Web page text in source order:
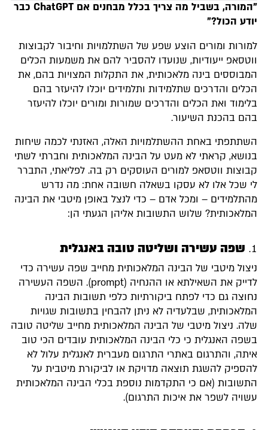
"המורה, בשביל מה צריך בכלל מבחנים אם ChatGPT כבר
יודע הכול?"
למורות ומורים הוצע שפע של השתלמויות וחיבור לקבוצות
ווטסאפ ייעודיות, שנועדו להסביר להם את משמעות הכלים
המבוססים בינה מלאכותית, את התקלות המצויות בהם, את
הכלים והדרכים שתלמידות ותלמידים יוכלו להיעזר בהם
בלימוד ואת הכלים והדרכים שמורות ומורים יוכלו להיעזר
בהם בהכנת השיעור.
השתתפתי באחת ההשתלמויות האלה, האזנתי לכמה שיחות
בנושא, קראתי לא מעט על הבינה המלאכותית וחברתי לשתי
קבוצות ווטסאפ למורים העוסקים רק בה. לפליאתי, התברר
לי שכל אלו לא עסקו בשאלה חשובה אחת: מה נדרש
מהתלמידים – ומכל אדם – כדי לנצל באופן מיטבי את הבינה
המלאכותית? שלוש התשובות אליהן הגעתי הן:
שפה עשירה ושליטה טובה באנגלית
ניצול מיטבי של הבינה המלאכותית מחייב שפה עשירה כדי
לדייק את השאילתא או ההנחיה (prompt). השפה העשירה
נחוצה גם כדי לפתח ביקורתיות כלפי תשובות הבינה
המלאכותית, שבלעדיה לא ניתן להבחין בתשובות שגויות
שלה. ניצול מיטבי של הבינה המלאכותית מחייב שליטה טובה
בשפה האנגלית כי כלי הבינה המלאכותית עובדים הכי טוב
איתה, והתרגום באתרי התרגום מעברית לאנגלית עלול לא
להספיק להשגת תוצאה מדויקת או לביקורת מיטבית על
התשובות (אם כי התקדמות נוספת בכלי הבינה המלאכותית
עשויה לשפר את איכות התרגום).